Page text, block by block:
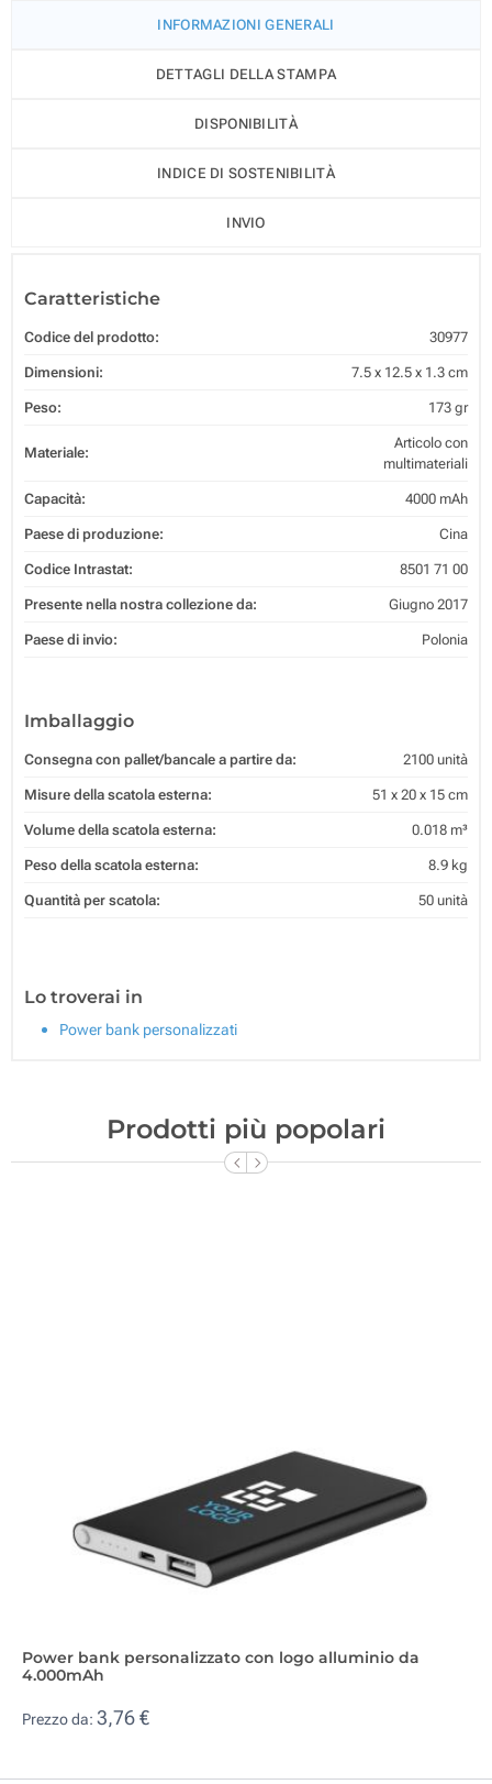
INFORMAZIONI GENERALI
DETTAGLI DELLA STAMPA
DISPONIBILITÀ
INDICE DI SOSTENIBILITÀ
INVIO
Caratteristiche
Codice del prodotto: 30977
Dimensioni: 7.5 x 12.5 x 1.3 cm
Peso: 173 gr
Materiale:
Articolo con
multimateriali
Capacità: 4000 mAh
Paese di produzione: Cina
Codice Intrastat: 8501 71 00
Presente nella nostra collezione da: Giugno 2017
Paese di invio: Polonia
Imballaggio
Consegna con pallet/bancale a partire da: 2100 unità
Misure della scatola esterna: 51 x 20 x 15 cm
Volume della scatola esterna: 0.018 m³
Peso della scatola esterna: 8.9 kg
Quantità per scatola: 50 unità
Lo troverai in
Power bank personalizzati
Prodotti più popolari
Power bank personalizzato con logo alluminio da
4.000mAh
Prezzo da: 3,76 €